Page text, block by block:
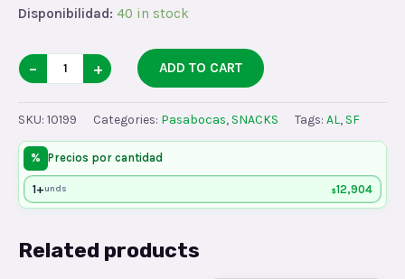
Disponibilidad: 40 in stock
CHOCLITOS
CRONCHx12x9
quantity
− + ADD TO CART
SKU: 10199 Categories: Pasabocas, SNACKS Tags: AL, SF
% Precios por cantidad
1+unds $12,904
Related products